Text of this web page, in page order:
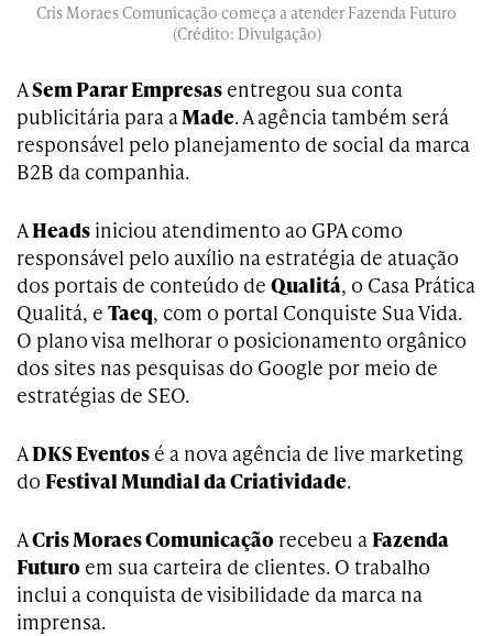
Cris Moraes Comunicação começa a atender Fazenda Futuro
(Crédito: Divulgação)
ASem Parar Empresas entregou sua conta
publicitária para a Made. A agência também será
responsável pelo planejamento de social da marca
B2B da companhia.
AHeads iniciou atendimento ao GPA como
responsável pelo auxílio na estratégia de atuação
dos portais de conteúdo de Qualitá, o Casa Prática
Qualitá, e Taeq, com o portal Conquiste Sua Vida.
O plano visa melhorar o posicionamento orgânico
dos sites nas pesquisas do Google por meio de
estratégias de SEO.
ADKS Eventos é a nova agência de live marketing
do Festival Mundial da Criatividade.
ACris Moraes Comunicação recebeu a Fazenda
Futuro em sua carteira de clientes. O trabalho
inclui a conquista de visibilidade da marca na
imprensa.